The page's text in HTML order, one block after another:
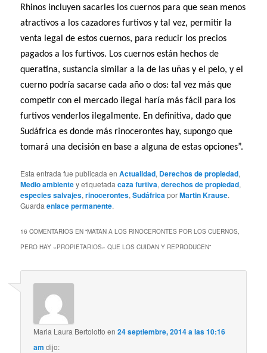
Rhinos incluyen sacarles los cuernos para que sean menos
atractivos a los cazadores furtivos y tal vez, permitir la
venta legal de estos cuernos, para reducir los precios
pagados a los furtivos. Los cuernos están hechos de
queratina, sustancia similar a la de las uñas y el pelo, y el
cuerno podría sacarse cada año o dos: tal vez más que
competir con el mercado ilegal haría más fácil para los
furtivos venderlos ilegalmente. En definitiva, dado que
Sudáfrica es donde más rinocerontes hay, supongo que
tomará una decisión en base a alguna de estas opciones”.
Esta entrada fue publicada enActualidad, Derechos de propiedad,
Medio ambientey etiquetadacaza furtiva,derechos de propiedad,
especies salvajes,rinocerontes,Sudáfrica porMartin Krause.
Guardaenlace permanente.
16 COMENTARIOS EN “MATAN A LOS RINOCERONTES POR LOS CUERNOS,
PERO HAY «PROPIETARIOS» QUE LOS CUIDAN Y REPRODUCEN”
Maria Laura Bertolotto en24 septiembre, 2014 a las 10:16
am dijo: